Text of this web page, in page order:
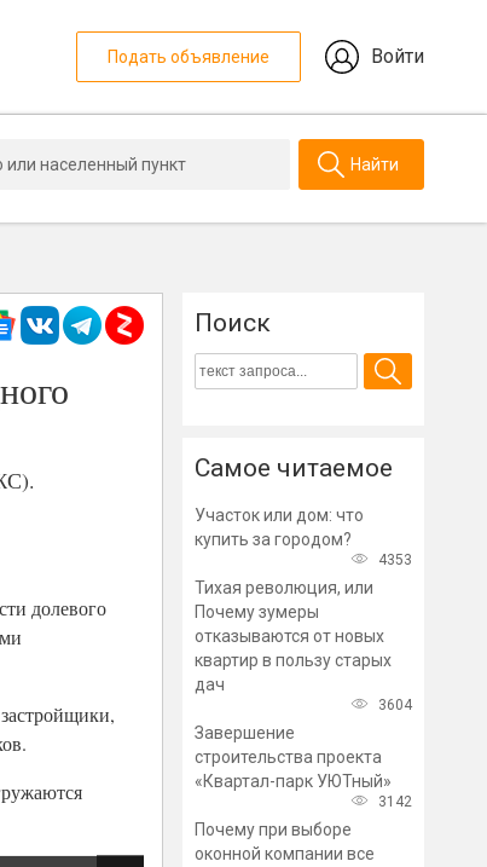
Подать объявление Войти
Найти
долевого
Поиск
Самое читаемое
Участок или дом: что
купить за городом?
4353
Тихая революция, или
Почему зумеры
отказываются от новых
квартир в пользу старых
дач
3604
Завершение
строительства проекта
«Квартал-парк УЮТный»
3142
Почему при выборе
оконной компании все